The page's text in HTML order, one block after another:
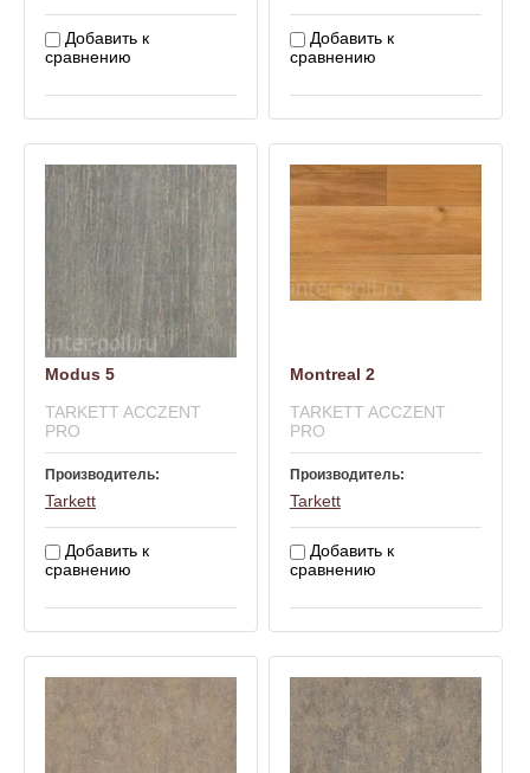
Добавить к
сравнению
Добавить к
сравнению
Modus 5
TARKETT ACCZENT
PRO
Производитель:
Tarkett
Добавить к
сравнению
Montreal 2
TARKETT ACCZENT
PRO
Производитель:
Tarkett
Добавить к
сравнению